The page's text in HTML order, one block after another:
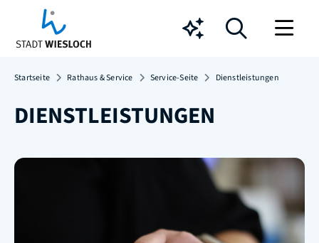
Chatbot
Startseite Rathaus & Service Service-Seite Dienstleistungen
DIENSTLEISTUNGEN